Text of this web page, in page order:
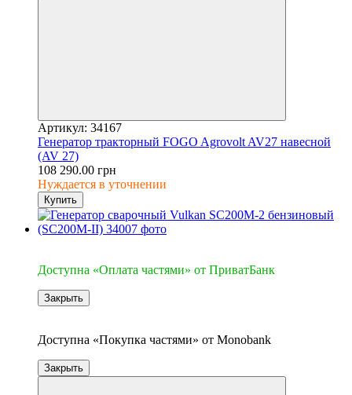
Артикул: 34167
Генератор тракторный FOGO Agrovolt AV27 навесной
(AV 27)
108 290.00 грн
Нуждается в уточнении
Купить
Доступна «Оплата частями» от ПриватБанк
Закрыть
Доступна «Покупка частями» от Monobank
Закрыть